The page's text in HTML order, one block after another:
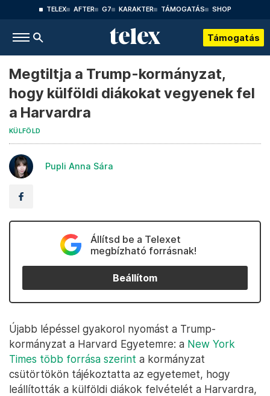
TELEX AFTER G7 KARAKTER TÁMOGATÁS SHOP
Támogatás
Megtiltja a Trump-kormányzat,
hogy külföldi diákokat vegyenek fel
a Harvardra
KÜLFÖLD
Pupli Anna Sára
Állítsd be a Telexet
megbízható forrásnak!
Beállítom
Újabb lépéssel gyakorol nyomást a Trump-
kormányzat a Harvard Egyetemre: a New York
Times több forrása szerint a kormányzat
csütörtökön tájékoztatta az egyetemet, hogy
leállították a külföldi diákok felvételét a Harvardra,